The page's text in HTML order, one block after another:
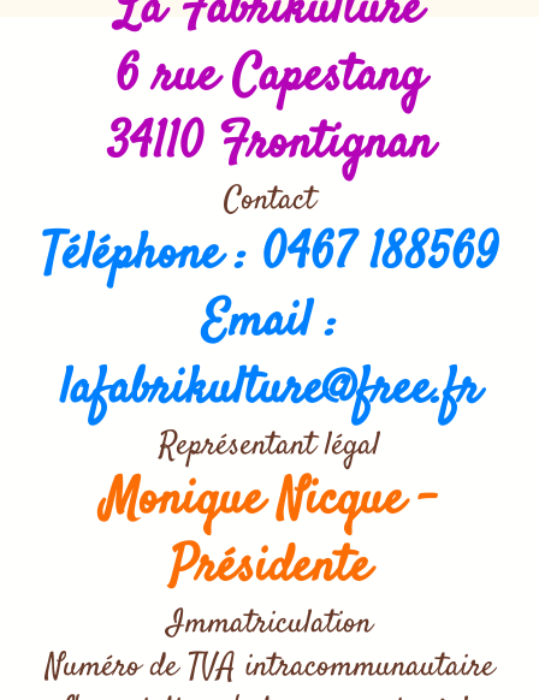
6 rue Capestang
34110 Frontignan
Contact
Téléphone : 0467 188569
Email :
lafabrikulture@free.fr
Représentant légal
Monique Nicque -
Présidente
Immatriculation
Numéro de TVA intracommunautaire